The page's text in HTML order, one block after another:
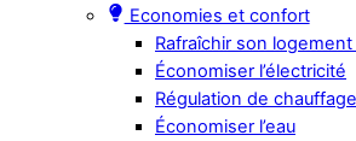
Economies et confort
Rafraîchir son logement
Économiser l’électricité
Régulation de chauffage
Économiser l’eau